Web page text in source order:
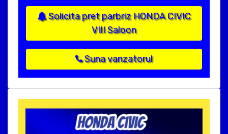
Solicita pret parbriz HONDA CIVIC
VIII Saloon
Suna vanzatorul